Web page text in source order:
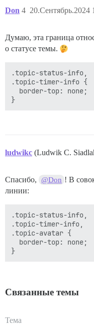
Don 20.Сентябрь.2024
4
Думаю, эта граница
о статусе темы.
.topic-status-info,
.topic-timer-info {
  border-top: none;
ludwikc (Ludwik C.
Спасибо, @Don ! В
линии:
.topic-status-info,
.topic-timer-info,
.topic-avatar {
  border-top: none;
Связанные темы
Тема